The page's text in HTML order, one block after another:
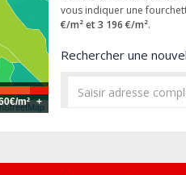
m² +
vous indiquer une
€/m² et 3 196 €/m².
Rechercher une